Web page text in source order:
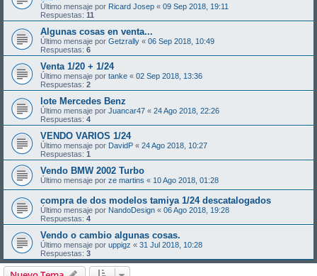
Último mensaje por Ricard Josep « 09 Sep 2018, 19:11
Respuestas: 11
Algunas cosas en venta...
Último mensaje por Getzrally « 06 Sep 2018, 10:49
Respuestas: 6
Venta 1/20 + 1/24
Último mensaje por tanke « 02 Sep 2018, 13:36
Respuestas: 2
lote Mercedes Benz
Último mensaje por Juancar47 « 24 Ago 2018, 22:26
Respuestas: 4
VENDO VARIOS 1/24
Último mensaje por DavidP « 24 Ago 2018, 10:27
Respuestas: 1
Vendo BMW 2002 Turbo
Último mensaje por ze martins « 10 Ago 2018, 01:28
compra de dos modelos tamiya 1/24 descatalogados
Último mensaje por NandoDesign « 06 Ago 2018, 19:28
Respuestas: 4
Vendo o cambio algunas cosas.
Último mensaje por uppigz « 31 Jul 2018, 10:28
Respuestas: 3